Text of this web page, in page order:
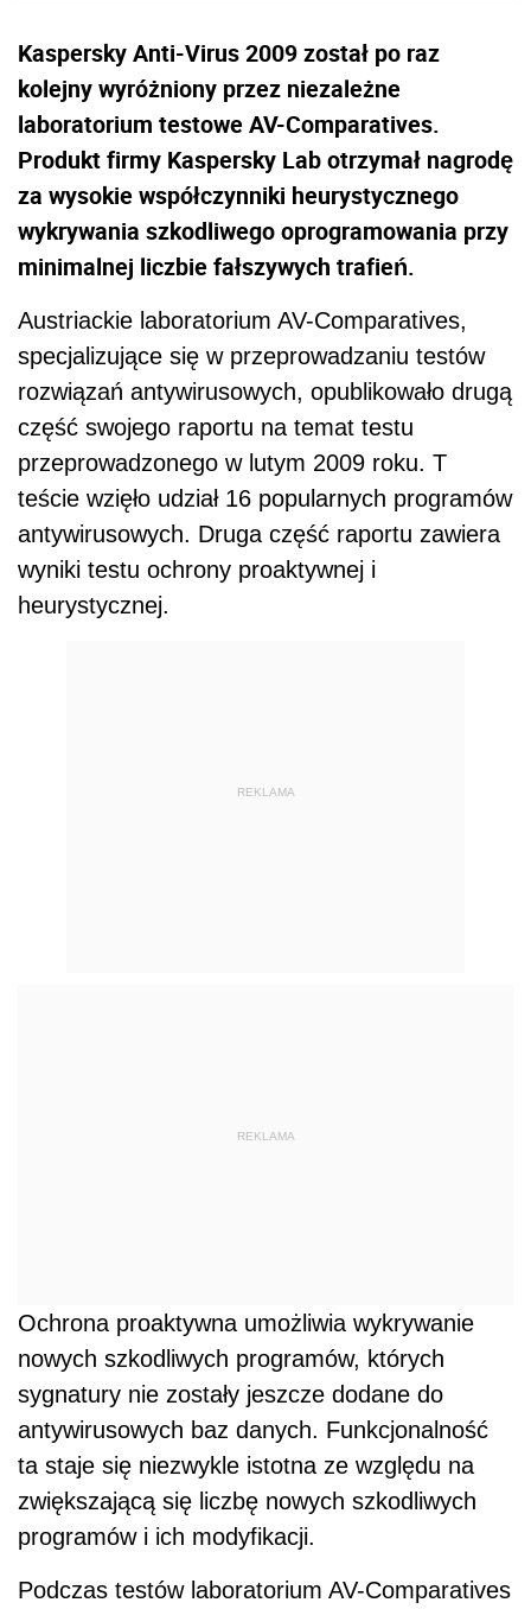
Kaspersky Anti-Virus 2009 został po raz
kolejny wyróżniony przez niezależne
laboratorium testowe AV-Comparatives.
Produkt firmy Kaspersky Lab otrzymał nagrodę
za wysokie współczynniki heurystycznego
wykrywania szkodliwego oprogramowania przy
minimalnej liczbie fałszywych trafień.
Austriackie laboratorium AV-Comparatives,
specjalizujące się w przeprowadzaniu testów
rozwiązań antywirusowych, opublikowało drugą
część swojego raportu na temat testu
przeprowadzonego w lutym 2009 roku. T
teście wzięło udział 16 popularnych programów
antywirusowych. Druga część raportu zawiera
wyniki testu ochrony proaktywnej i
heurystycznej.
REKLAMA
REKLAMA
Ochrona proaktywna umożliwia wykrywanie
nowych szkodliwych programów, których
sygnatury nie zostały jeszcze dodane do
antywirusowych baz danych. Funkcjonalność
ta staje się niezwykle istotna ze względu na
zwiększającą się liczbę nowych szkodliwych
programów i ich modyfikacji.
Podczas testów laboratorium AV-Comparatives